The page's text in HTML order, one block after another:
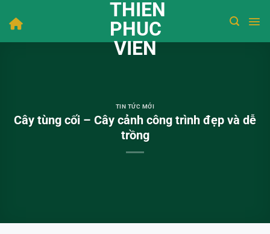
qua
THIEN
PHUC
VIEN
TIN TỨC MỚI
Cây tùng cối – Cây cảnh công trình đẹp và dễ
trồng